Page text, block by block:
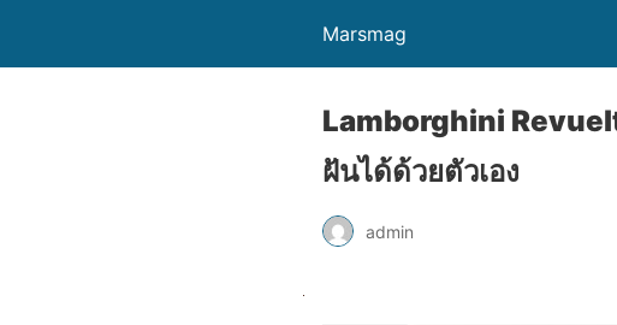
Marsmag
Lamborghini
ฝันได้ด้วยตัวเอง
admin